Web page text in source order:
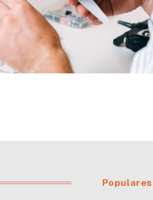
Populares